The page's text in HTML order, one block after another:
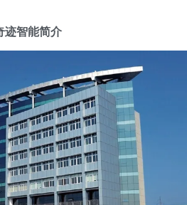
迹智能简介